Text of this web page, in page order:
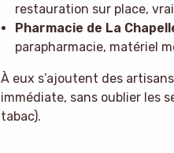
restauration sur place,
Pharmacie de La
parapharmacie, matériel
À eux s’ajoutent des
immédiate, sans oublier les
tabac).